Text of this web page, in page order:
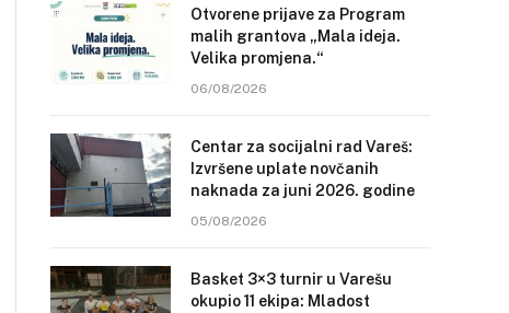
Otvorene prijave za Program
malih grantova „Mala ideja.
Velika promjena.“
06/08/2026
Centar za socijalni rad Vareš:
Izvršene uplate novčanih
naknada za juni 2026. godine
05/08/2026
Basket 3×3 turnir u Varešu
okupio 11 ekipa: Mladost